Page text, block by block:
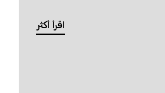
اقرأ أكثر